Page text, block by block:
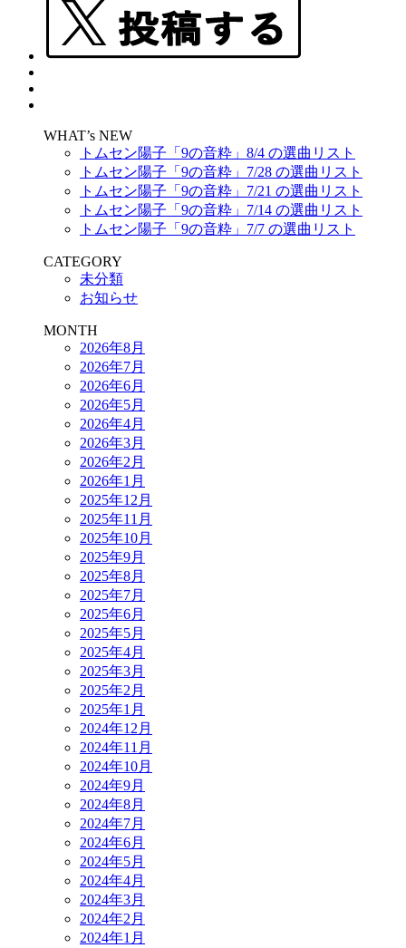
WHAT’s NEW
トムセン陽子「9の音粋」8/4 の選曲リスト
トムセン陽子「9の音粋」7/28 の選曲リスト
トムセン陽子「9の音粋」7/21 の選曲リスト
トムセン陽子「9の音粋」7/14 の選曲リスト
トムセン陽子「9の音粋」7/7 の選曲リスト
CATEGORY
未分類
お知らせ
MONTH
2026年8月
2026年7月
2026年6月
2026年5月
2026年4月
2026年3月
2026年2月
2026年1月
2025年12月
2025年11月
2025年10月
2025年9月
2025年8月
2025年7月
2025年6月
2025年5月
2025年4月
2025年3月
2025年2月
2025年1月
2024年12月
2024年11月
2024年10月
2024年9月
2024年8月
2024年7月
2024年6月
2024年5月
2024年4月
2024年3月
2024年2月
2024年1月